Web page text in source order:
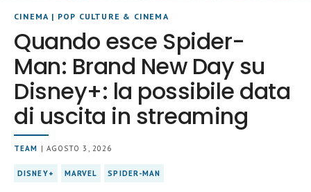
CINEMA | POP CULTURE & CINEMA
Quando esce Spider-
Man: Brand New Day su
Disney+: la possibile data
di uscita in streaming
TEAM | AGOSTO 3, 2026
DISNEY+ MARVEL SPIDER-MAN